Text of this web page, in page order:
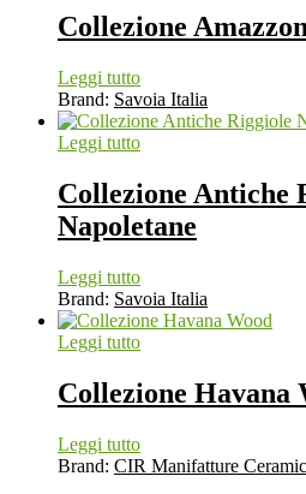
Collezione
Leggi tutto
Brand: Savoia Italia
Leggi tutto
Collezione Antiche
Napoletane
Leggi tutto
Brand: Savoia Italia
Leggi tutto
Collezione Havana
Leggi tutto
Brand: CIR Manifatture